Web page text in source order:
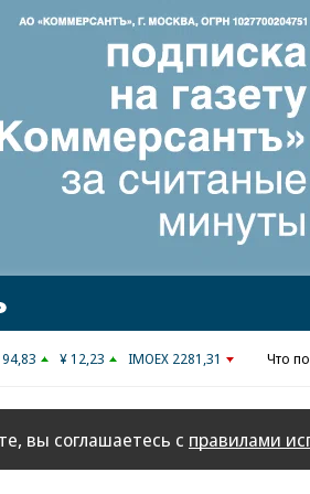
¥ 12,23 IMOEX 2281,31 Что
вы соглашаетесь с правилами